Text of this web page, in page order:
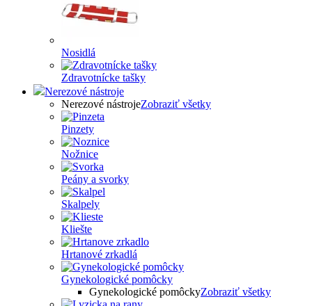
Nosidlá
Zdravotnícke tašky
Nerezové nástroje
Nerezové nástrojeZobraziť všetky
Pinzety
Nožnice
Peány a svorky
Skalpely
Kliešte
Hrtanové zrkadlá
Gynekologické pomôcky
Gynekologické pomôckyZobraziť všetky